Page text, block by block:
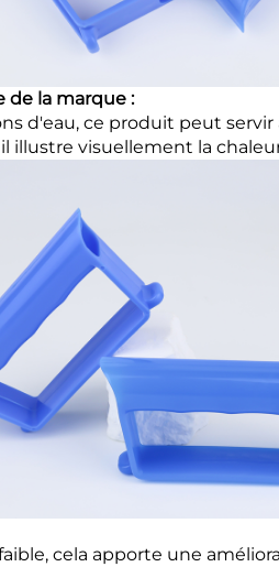
de la marque :
d'eau, ce produit peut
illustre visuellement la
cela apporte une